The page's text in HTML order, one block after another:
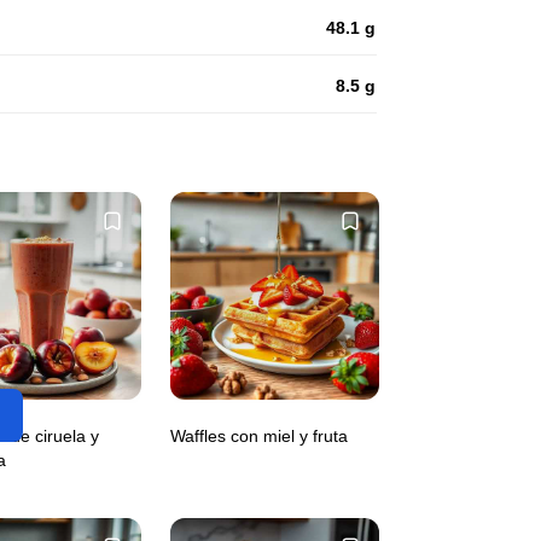
48.1 g
8.5 g
de ciruela y
Waffles con miel y fruta